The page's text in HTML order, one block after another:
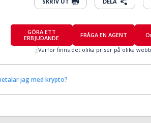
GÖRA ETT
ERBJUDANDE
FRÅGA EN AGENT
Varför finns det olika priser på olika
jag med krypto?